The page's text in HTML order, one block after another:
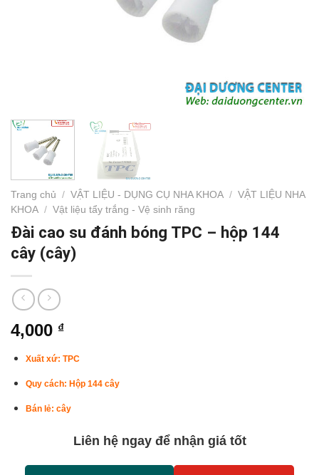
Trang chủ / VẬT LIỆU - DỤNG CỤ NHA KHOA / VẬT LIỆU NHA
KHOA / Vật liệu tẩy trắng - Vệ sinh răng
Đài cao su đánh bóng TPC – hộp 144
cây (cây)
4,000 ₫
Xuất xứ: TPC
Quy cách: Hộp 144 cây
Bán lẻ: cây
Liên hệ ngay để nhận giá tốt